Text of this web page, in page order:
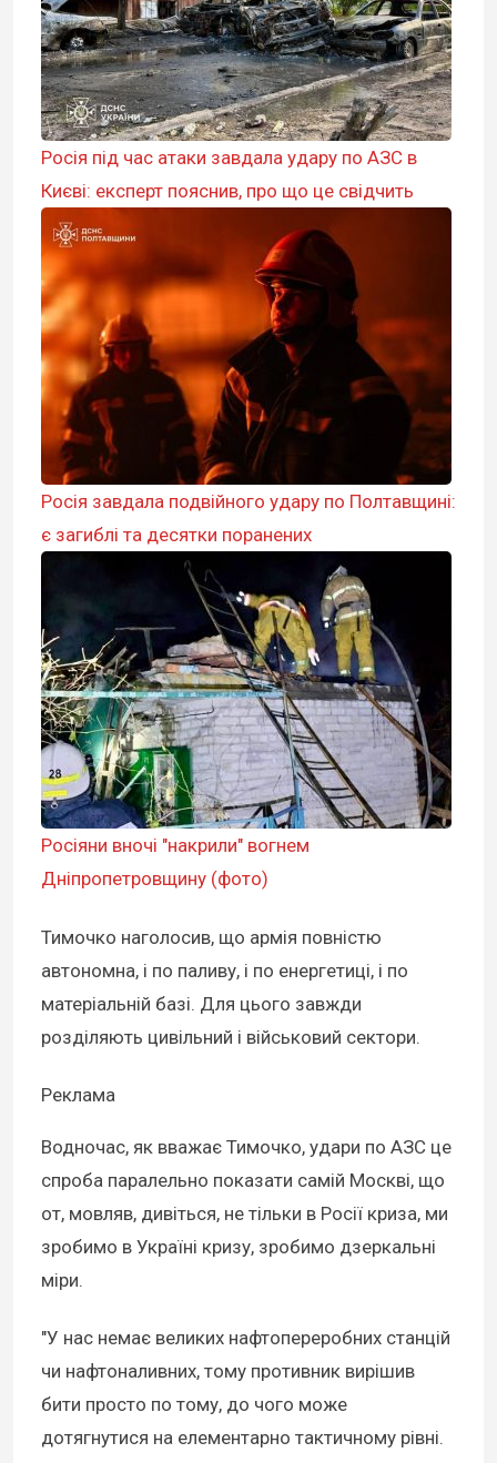
Росія під час атаки завдала удару по АЗС в
Києві: експерт пояснив, про що це свідчить
Росія завдала подвійного удару по Полтавщині:
є загиблі та десятки поранених
Росіяни вночі "накрили" вогнем
Дніпропетровщину (фото)
Тимочко наголосив, що армія повністю
автономна, і по паливу, і по енергетиці, і по
матеріальній базі. Для цього завжди
розділяють цивільний і військовий сектори.
Реклама
Водночас, як вважає Тимочко, удари по АЗС це
спроба паралельно показати самій Москві, що
от, мовляв, дивіться, не тільки в Росії криза, ми
зробимо в Україні кризу, зробимо дзеркальні
міри.
"У нас немає великих нафтопереробних станцій
чи нафтоналивних, тому противник вирішив
бити просто по тому, до чого може
дотягнутися на елементарно тактичному рівні.